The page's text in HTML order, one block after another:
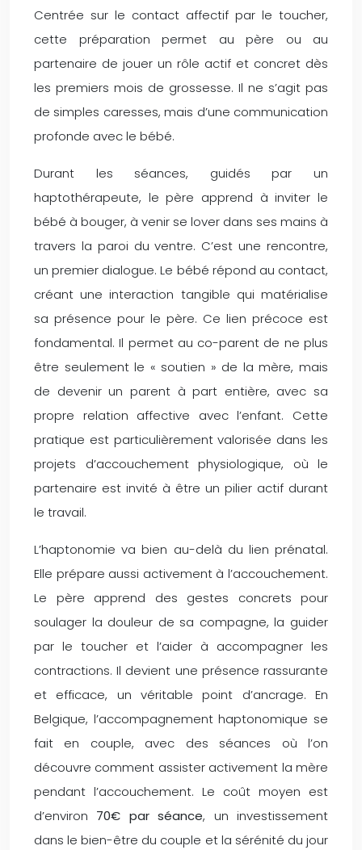
Centrée sur le contact affectif par le toucher,
cette préparation permet au père ou au
partenaire de jouer un rôle actif et concret dès
les premiers mois de grossesse. Il ne s’agit pas
de simples caresses, mais d’une communication
profonde avec le bébé.
Durant les séances, guidés par un
haptothérapeute, le père apprend à inviter le
bébé à bouger, à venir se lover dans ses mains à
travers la paroi du ventre. C’est une rencontre,
un premier dialogue. Le bébé répond au contact,
créant une interaction tangible qui matérialise
sa présence pour le père. Ce lien précoce est
fondamental. Il permet au co-parent de ne plus
être seulement le « soutien » de la mère, mais
de devenir un parent à part entière, avec sa
propre relation affective avec l’enfant. Cette
pratique est particulièrement valorisée dans les
projets d’accouchement physiologique, où le
partenaire est invité à être un pilier actif durant
le travail.
L’haptonomie va bien au-delà du lien prénatal.
Elle prépare aussi activement à l’accouchement.
Le père apprend des gestes concrets pour
soulager la douleur de sa compagne, la guider
par le toucher et l’aider à accompagner les
contractions. Il devient une présence rassurante
et efficace, un véritable point d’ancrage. En
Belgique, l’accompagnement haptonomique se
fait en couple, avec des séances où l’on
découvre comment assister activement la mère
pendant l’accouchement. Le coût moyen est
d’environ 70€ par séance, un investissement
dans le bien-être du couple et la sérénité du jour